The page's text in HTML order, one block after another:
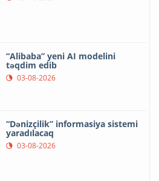
“Alibaba” yeni AI modelini
təqdim edib
03-08-2026
“Dənizçilik” informasiya sistemi
yaradılacaq
03-08-2026